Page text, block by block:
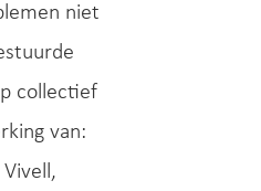
niet
collectief
van: